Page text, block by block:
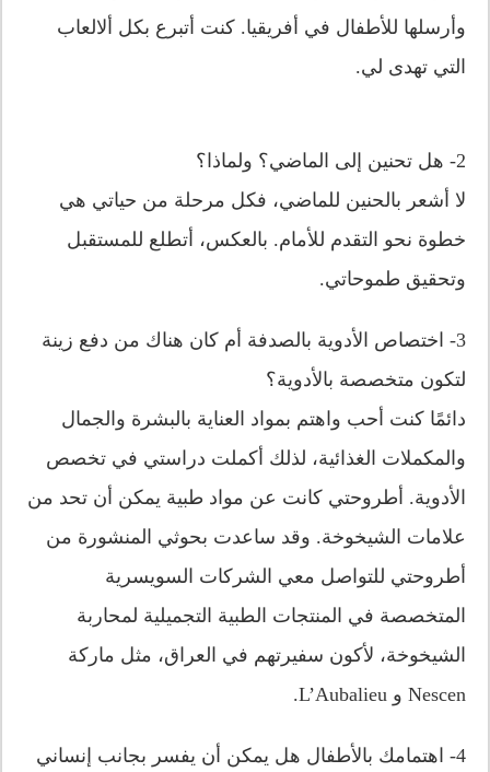
وأرسلها للأطفال في أفريقيا. كنت أتبرع بكل ألالعاب
التي تهدى لي.
2- هل تحنين إلى الماضي؟ ولماذا؟
لا أشعر بالحنين للماضي، فكل مرحلة من حياتي هي
خطوة نحو التقدم للأمام. بالعكس، أتطلع للمستقبل
وتحقيق طموحاتي.
3- اختصاص الأدوية بالصدفة أم كان هناك من دفع زينة
لتكون متخصصة بالأدوية؟
دائمًا كنت أحب واهتم بمواد العناية بالبشرة والجمال
والمكملات الغذائية، لذلك أكملت دراستي في تخصص
الأدوية. أطروحتي كانت عن مواد طبية يمكن أن تحد من
علامات الشيخوخة. وقد ساعدت بحوثي المنشورة من
أطروحتي للتواصل معي الشركات السويسرية
المتخصصة في المنتجات الطبية التجميلية لمحاربة
الشيخوخة، لأكون سفيرتهم في العراق، مثل ماركة
Nescen و L’Aubalieu.
4- اهتمامك بالأطفال هل يمكن أن يفسر بجانب إنساني